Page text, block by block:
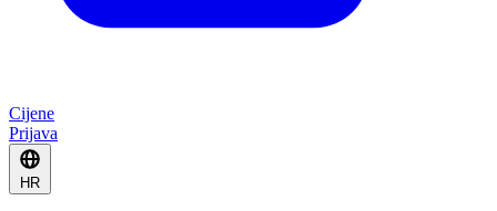
Cijene
Prijava
HR